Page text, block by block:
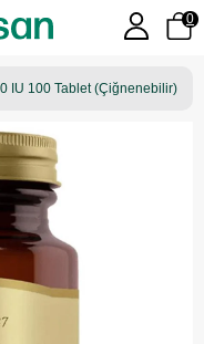
0
IU 100 Tablet (Çiğnenebilir)